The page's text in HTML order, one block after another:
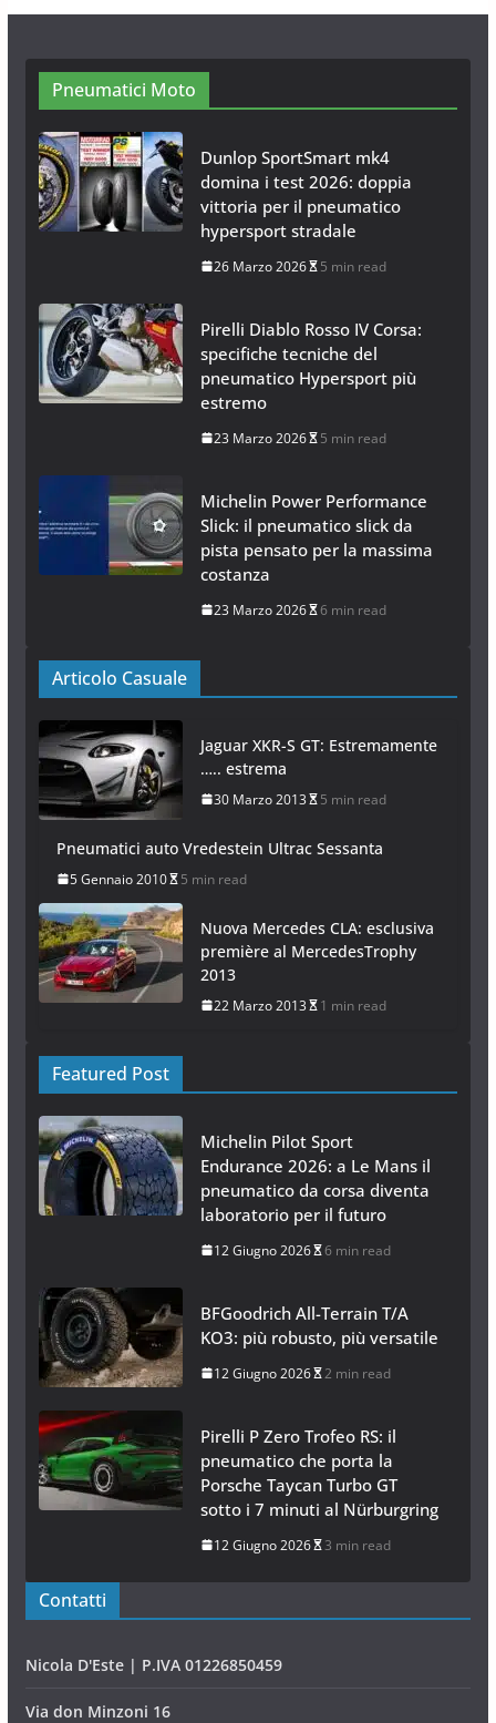
Pneumatici Moto
Dunlop SportSmart mk4
domina i test 2026: doppia
vittoria per il pneumatico
hypersport stradale
26 Marzo 2026 5 min read
Pirelli Diablo Rosso IV Corsa:
specifiche tecniche del
pneumatico Hypersport più
estremo
23 Marzo 2026 5 min read
Michelin Power Performance
Slick: il pneumatico slick da
pista pensato per la massima
costanza
23 Marzo 2026 6 min read
Articolo Casuale
Jaguar XKR-S GT: Estremamente
….. estrema
30 Marzo 2013 5 min read
Pneumatici auto Vredestein Ultrac Sessanta
5 Gennaio 2010 5 min read
Nuova Mercedes CLA: esclusiva
première al MercedesTrophy
2013
22 Marzo 2013 1 min read
Featured Post
Michelin Pilot Sport
Endurance 2026: a Le Mans il
pneumatico da corsa diventa
laboratorio per il futuro
12 Giugno 2026 6 min read
BFGoodrich All-Terrain T/A
KO3: più robusto, più versatile
12 Giugno 2026 2 min read
Pirelli P Zero Trofeo RS: il
pneumatico che porta la
Porsche Taycan Turbo GT
sotto i 7 minuti al Nürburgring
12 Giugno 2026 3 min read
Contatti
Nicola D'Este | P.IVA 01226850459
Via don Minzoni 16